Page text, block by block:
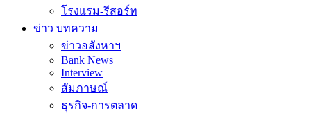
โรงแรม-รีสอร์ท
ข่าว บทความ
ข่าวอสังหาฯ
Bank News
Interview
สัมภาษณ์
ธุรกิจ-การตลาด